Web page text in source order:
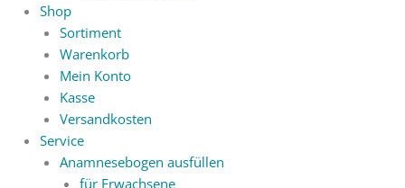
Shop
Sortiment
Warenkorb
Mein Konto
Kasse
Versandkosten
Service
Anamnesebogen ausfüllen
für Erwachsene